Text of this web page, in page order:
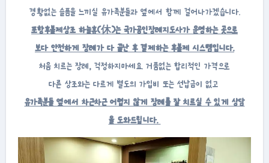
경황없는 슬픔을 느끼실 유가족분들과 옆에서 함께 걸어나가겠습니다.
포항후불제상조 하늘휴(休)는 국가공인장례지도사가 운영하는 곳으로
보다 안전하게 장례가 다 끝난 후 결제하는 후불제 시스템입니다.
처음 치르는 장례, 걱정하지마세요. 거품없는 합리적인 가격으로
다른 상조와는 다르게 별도의 가입비 또는 선납금이 없고
유가족분들 옆에서 차근차근 어렵지 않게 장례를 잘 치르실 수 있게 상담
을 도와드립니다.